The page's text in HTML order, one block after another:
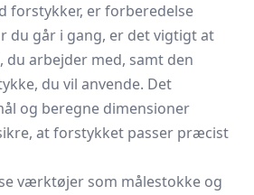
forstykker, er forberedelse
du går i gang, er det vigtigt at
arbejder med, samt den
du vil anvende. Det
og beregne dimensioner
at forstykket passer præcist
værktøjer som målestokke og